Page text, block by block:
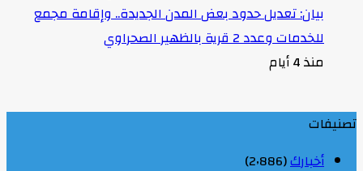
بيان: تعديل حدود بعض المدن الجديدة.. وإقامة مجمع
للخدمات وعدد 2 قرية بالظهير الصحراوي
منذ 4 أيام
تصنيفات
أخبارك(2٬886)